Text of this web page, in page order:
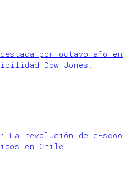
por octavo año
Dow Jones.
La revolución de e-
en Chile